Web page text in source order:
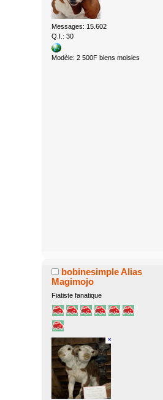
Messages: 15.602
Q.I.: 30
Modèle: 2 500F biens moisies
bobinesimple Alias
Magimojo
Fiatiste fanatique